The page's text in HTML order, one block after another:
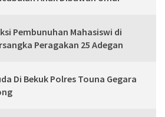
Pembunuhan Mahasiswi di
Peragakan 25 Adegan
Di Bekuk Polres Touna Gegara